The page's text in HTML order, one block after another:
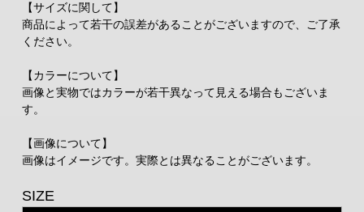
【サイズに関して】
商品によって若干の誤差があることがございますので、ご了承
ください。
【カラーについて】
画像と実物ではカラーが若干異なって見える場合もございま
す。
【画像について】
画像はイメージです。実際とは異なることがございます。
SIZE